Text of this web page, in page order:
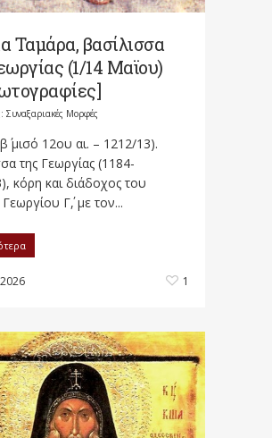
Ταμάρα, βασίλισσα
(1/14 Μαϊου)
Συναξαριακές Μορφές
μισό 12ου αι. – 1212/13).
της Γεωργίας (1184-
κόρη και διάδοχος του
Γ΄, με τον...
1